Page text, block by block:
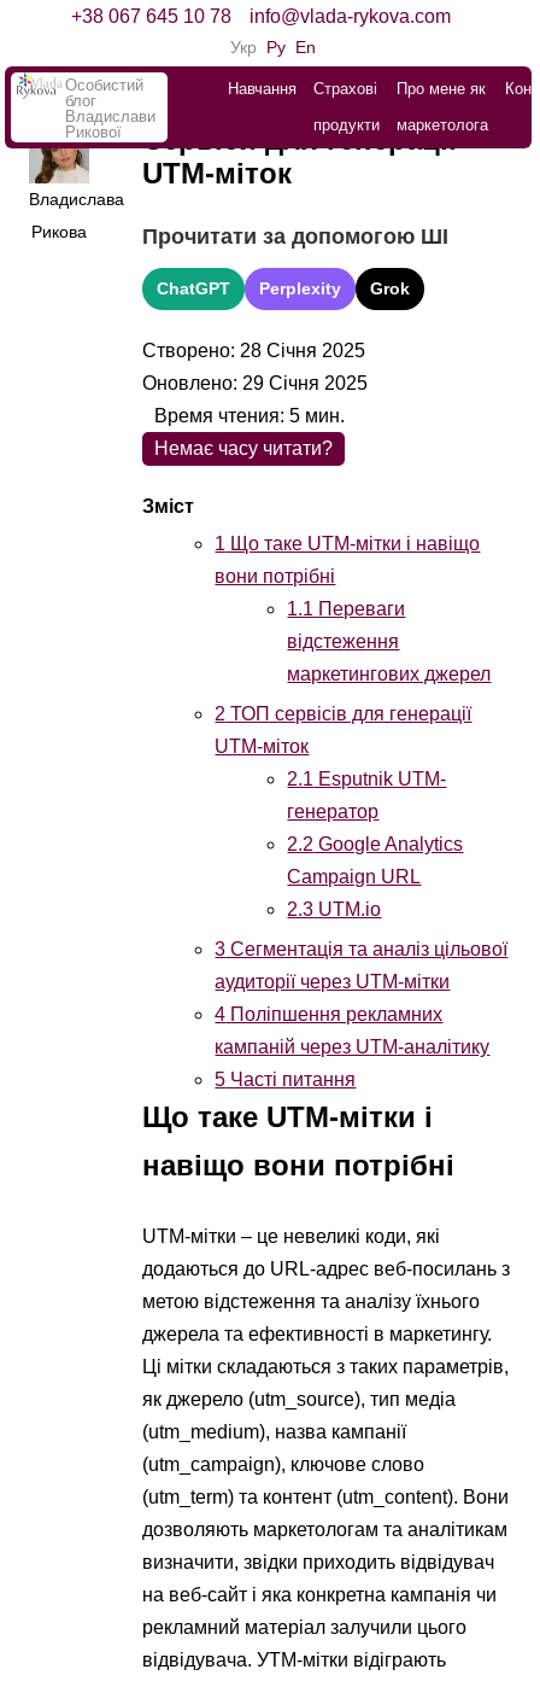
+38 067 645 10 78 info@vlada-rykova.com
Укр Ру En
Особистий
блог
Владислави
Рикової
Навчання
Страхові
продукти
Про мене як
маркетолога
Владислава
Рикова
Сервіси для генерації
UTM-міток
Прочитати за допомогою ШІ
ChatGPT Perplexity Grok
Створено: 28 Січня 2025
Оновлено: 29 Січня 2025
Немає часу читати?
1 Що таке UTM-мітки і навіщо
вони потрібні
1.1 Переваги
відстеження
маркетингових джерел
2 ТОП сервісів для генерації
UTM-міток
2.1 Esputnik UTM-
генератор
2.2 Google Analytics
Campaign URL
2.3 UTM.io
3 Сегментація та аналіз цільової
аудиторії через UTM-мітки
4 Поліпшення рекламних
кампаній через UTM-аналітику
5 Часті питання
Время чтения:5 мин.
Що таке UTM-мітки і
навіщо вони потрібні
UTM-мітки – це невеликі коди, які
додаються до URL-адрес веб-посилань з
метою відстеження та аналізу їхнього
джерела та ефективності в маркетингу.
Ці мітки складаються з таких параметрів,
як джерело (utm_source), тип медіа
(utm_medium), назва кампанії
(utm_campaign), ключове слово
(utm_term) та контент (utm_content). Вони
дозволяють маркетологам та аналітикам
визначити, звідки приходить відвідувач
на веб-сайт і яка конкретна кампанія чи
рекламний матеріал залучили цього
відвідувача. УTM-мітки відіграють